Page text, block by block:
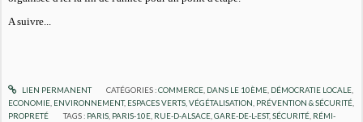
A suivre...
LIEN PERMANENT CATÉGORIES :COMMERCE, DANS LE 10ÈME, DÉMOCRATIE LOCALE,
ECONOMIE ENVIRONNEMENT, ESPACES VERTS, VÉGÉTALISATION PRÉVENTION & SÉCURITÉ
PROPRETÉ
TAGS : PARIS PARIS-10E RUE-D-ALSACE ,GARE-DE-L-EST,SÉCURITÉ RÉMI-